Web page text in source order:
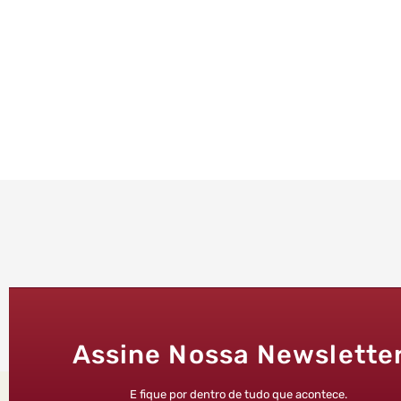
Assine Nossa
E fique por dentro de tudo que acontece.